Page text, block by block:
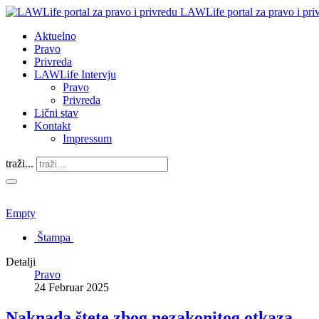
LAWLife portal za pravo i
Aktuelno
Pravo
Privreda
LAWLife Intervju
Pravo
Privreda
Lični stav
Kontakt
Impressum
traži...
Empty
Štampa
Detalji
Pravo
24 Februar 2025